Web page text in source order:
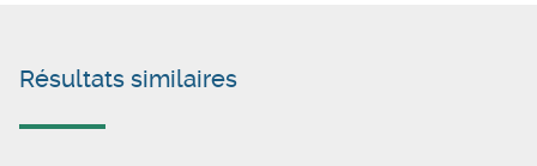
Résultats similaires